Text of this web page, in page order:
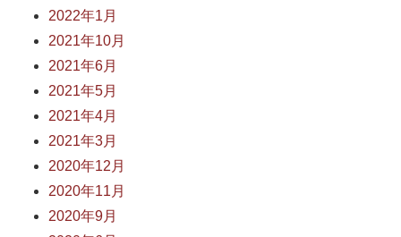
2022年1月
2021年10月
2021年6月
2021年5月
2021年4月
2021年3月
2020年12月
2020年11月
2020年9月